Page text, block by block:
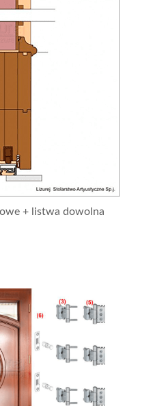
+ listwa dowolna